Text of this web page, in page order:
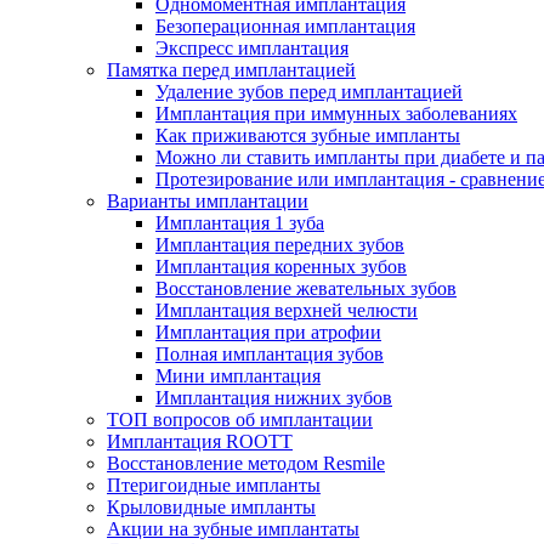
Одномоментная имплантация
Безоперационная имплантация
Экспресс имплантация
Памятка перед имплантацией
Удаление зубов перед имплантацией
Имплантация при иммунных заболеваниях
Как приживаются зубные импланты
Можно ли ставить импланты при диабете и
Протезирование или имплантация -
Варианты имплантации
Имплантация 1 зуба
Имплантация передних зубов
Имплантация коренных зубов
Восстановление жевательных зубов
Имплантация верхней челюсти
Имплантация при атрофии
Полная имплантация зубов
Мини имплантация
Имплантация нижних зубов
ТОП вопросов об имплантации
Имплантация ROOTT
Восстановление методом Resmile
Птеригоидные импланты
Крыловидные импланты
Акции на зубные имплантаты